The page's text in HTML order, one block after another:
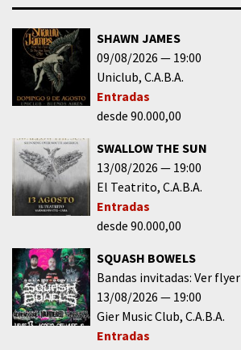
SHAWN JAMES
09/08/2026
19:00
Uniclub C.A.B.A.
Entradas
desde 90.000,00
SWALLOW THE SUN
13/08/2026
19:00
El Teatrito C.A.B.A.
Entradas
desde 90.000,00
SQUASH BOWELS
Bandas invitadas: Ver flyer
13/08/2026
19:00
Gier Music Club C.A.B.A.
Entradas